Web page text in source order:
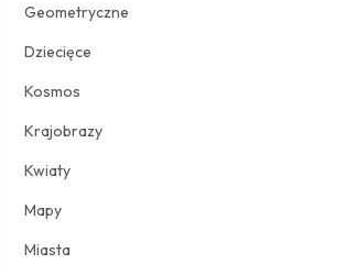
Geometryczne
Dziecięce
Kosmos
Krajobrazy
Kwiaty
Mapy
Miasta